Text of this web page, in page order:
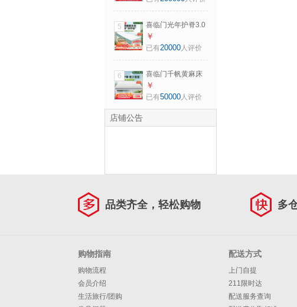
5
喜临门光年护脊3.0
抑菌防螨床垫舒脊
黄麻独袋弹簧偏硬
￥
已有20000人评价
6
喜临门千帆黄麻床
垫 抗菌防螨独袋弹
簧床垫护脊透气席
￥
已有50000人评价
店铺公告
品类齐全，轻松购物 多
购物指南
购物流程
会员介绍
生活旅行/团购
配送方式
上门自提
211限时达
配送服务查询